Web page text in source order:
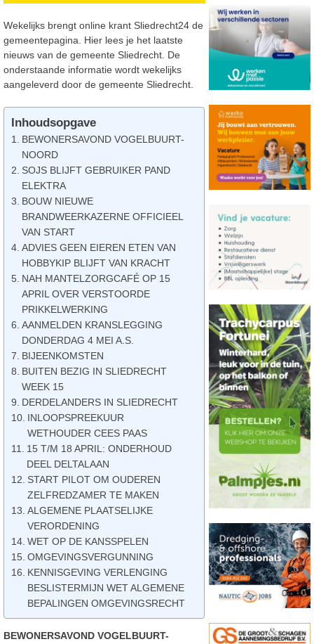
Wekelijks brengt online krant Sliedrecht24 de
gemeentepagina. Hier lees je het laatste
nieuws van de gemeente Sliedrecht. De
onderstaande informatie wordt wekelijks
aangeleverd door de gemeente Sliedrecht.
Inhoudsopgave
BEWONERSAVOND VOGELBUURT-
NOORD
SOJS BLIJFT GEBRUIKER PAND
ELEKTRA
BOUW NIEUWE
BRANDWEERKAZERNE OFFICIEEL
VAN START
ADVIES GEEN EIEREN ETEN VAN
HOBBYKIP BLIJFT VAN KRACHT
NAH MANTELZORGCAFÉ OP 15
APRIL OVER VERSTOORDE
PRIKKELWERKING
AANMELDEN KRANSLEGGING
DONDERDAG 4 MEI A.S.
BIJEENKOMSTEN
BUITEN BEZIG IN SLIEDRECHT
WEEK 15
DERDELANDERS IN SLIEDRECHT
INLOOPSPREEKUUR
WETHOUDER CEES PAAS
15 T/M 18 APRIL: ONDERHOUD
DEEL DELTALAAN
START PILOT OM OUDEREN
ZELFREDZAMER TE MAKEN
ALGEMENE PLAATSELIJKE
VERORDENING
WET OP DE KANSSPELEN
OMGEVINGSVERGUNNING
KENNISGEVING VERLENGING
BESLISTERMIJN WET ALGEMENE
BEPALINGEN OMGEVINGSRECHT
BEWONERSAVOND VOGELBUURT-